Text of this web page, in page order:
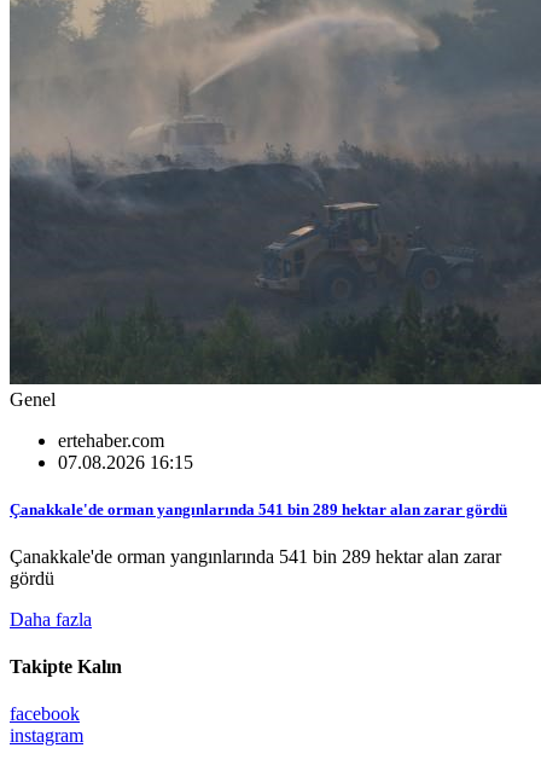
Genel
ertehaber.com
07.08.2026 16:15
Çanakkale'de orman yangınlarında 541 bin 289 hektar alan zarar gördü
Çanakkale'de orman yangınlarında 541 bin 289 hektar alan zarar
gördü
Daha fazla
Takipte Kalın
facebook
instagram